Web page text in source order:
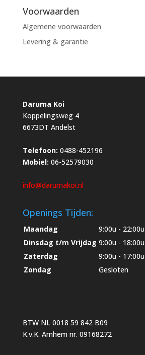
Voorwaarden
Algemene voorwaarden
Levering & garantie
Daruma Koi
Koppelingsweg 4
6673DT Andelst
Telefoon: 0488-452196
Mobiel: 06-52579030
info@darumakoi.nl
Openings Tijden:
Maandag
9:00u - 22:00u
Dinsdag t/m Vrijdag 9:00u - 18:00u
Zaterdag
9:00u - 17:00u
Zondag
Gesloten
BTW NL 0018 59 842 B09
K.v.K. Arnhem nr. 09168272